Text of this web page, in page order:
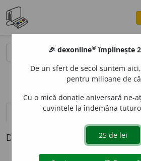
definiții (1)
Definiția cu ID-ul 393961:
🎉 dexonline® împlinește
De un sfert de secol suntem
pentru milioane de
Cu o mică donație aniversară ne-
cuvintele la îndemâna